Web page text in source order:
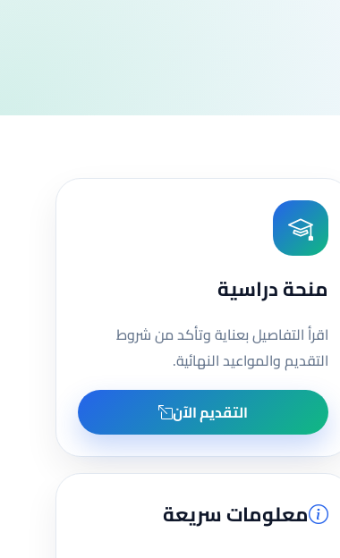
منحة دراسية
اقرأ التفاصيل بعناية وتأكد من شروط
التقديم والمواعيد النهائية.
التقديم الآن
معلومات سريعة